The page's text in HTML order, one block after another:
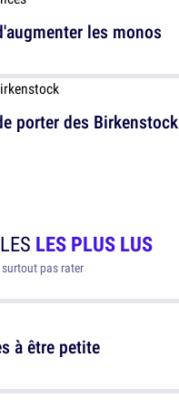
les monos
porter des Birkenstock
LES PLUS LUS
pas rater
à être petite